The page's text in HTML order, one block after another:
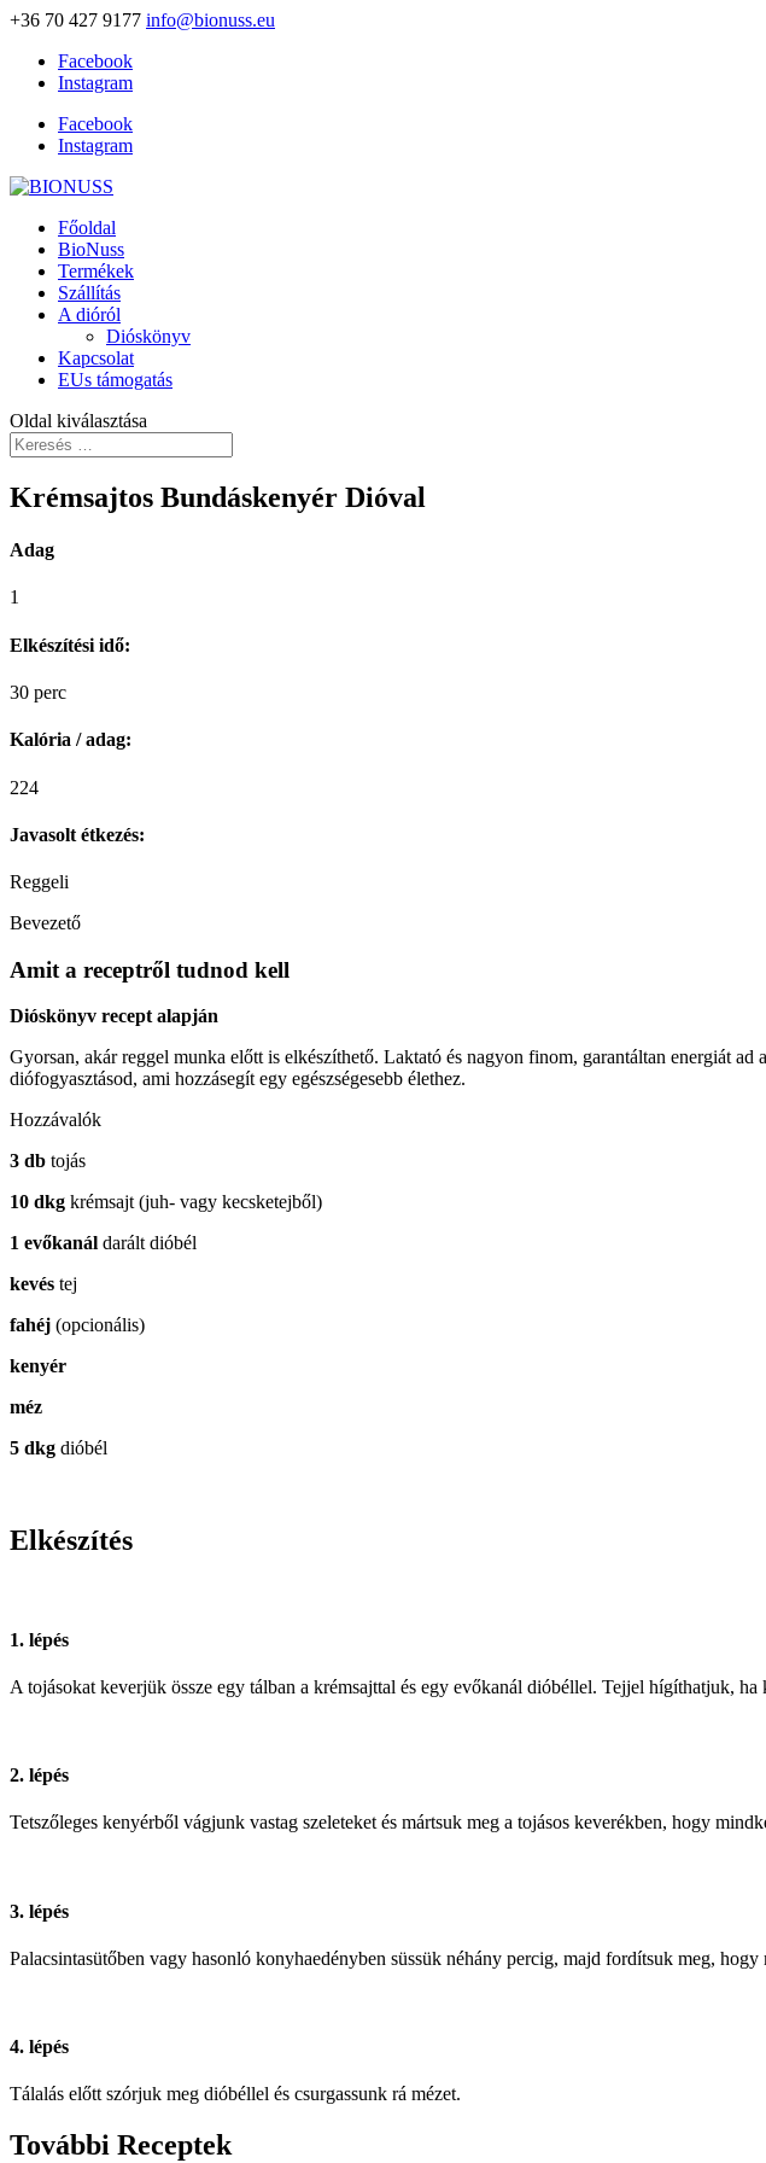
+36 70 427 9177 info@bionuss.eu
Facebook
Instagram
Facebook
Instagram
Főoldal
BioNuss
Termékek
Szállítás
A dióról
Dióskönyv
Kapcsolat
EUs támogatás
Oldal kiválasztása
Krémsajtos Bundáskenyér Dióval
Adag
1
Elkészítési idő:
30 perc
Kalória / adag:
224
Javasolt étkezés:
Reggeli
Bevezető
Amit a receptről tudnod kell
Dióskönyv recept alapján
Gyorsan, akár reggel munka előtt is elkészíthető. Laktató és nagyon finom, garantáltan energiát
diófogyasztásod, ami hozzásegít egy egészségesebb élethez.
Hozzávalók
3 db tojás
10 dkg krémsajt (juh- vagy kecsketejből)
1 evőkanál darált dióbél
kevés tej
fahéj (opcionális)
kenyér
méz
5 dkg dióbél
Elkészítés
1. lépés
A tojásokat keverjük össze egy tálban a krémsajttal és egy evőkanál dióbéllel. Tejjel hígíthatjuk,
2. lépés
Tetszőleges kenyérből vágjunk vastag szeleteket és mártsuk meg a tojásos keverékben, hogy
3. lépés
Palacsintasütőben vagy hasonló konyhaedényben süssük néhány percig, majd fordítsuk meg,
4. lépés
Tálalás előtt szórjuk meg dióbéllel és csurgassunk rá mézet.
További Receptek